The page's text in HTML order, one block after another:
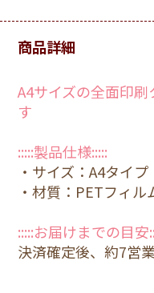
商品詳細
A4サイズの全面印
す
:::::製品仕様:::::
・サイズ：A4タイ
・材質：PETフィル
:::::お届けまでの目安
決済確定後、約7営